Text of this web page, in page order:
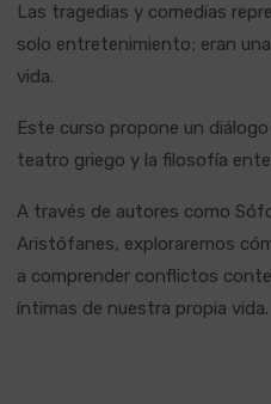
Las tragedias y comedias
solo entretenimiento; eran
vida.
Este curso propone un
teatro griego y la filosofía
A través de autores como
Aristófanes, exploraremos
a comprender conflictos
íntimas de nuestra propia vida.